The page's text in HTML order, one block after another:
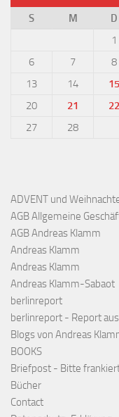
S
M D
1
6
7 8
13
14 15
20
21 22
27
28
ADVENT und
AGB Allgemeine
AGB Andreas Klamm
Andreas Klamm
Andreas Klamm
Andreas Klamm-Sabaot
berlinreport
berlinreport - Report
Blogs von Andreas
BOOKS
Briefpost - Bitte
Bücher
Contact